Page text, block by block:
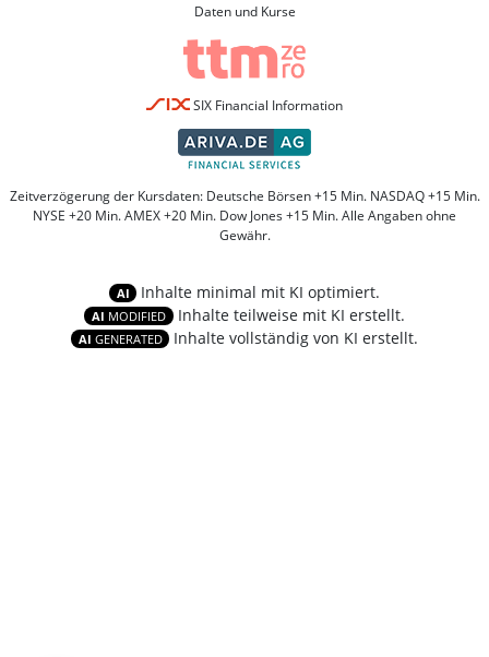
Daten und Kurse
SIX Financial Information
Zeitverzögerung der Kursdaten: Deutsche Börsen +15 Min. NASDAQ +15 Min.
NYSE +20 Min. AMEX +20 Min. Dow Jones +15 Min. Alle Angaben ohne
Gewähr.
AI Inhalte minimal mit KI optimiert.
AI MODIFIED Inhalte teilweise mit KI erstellt.
AI GENERATED Inhalte vollständig von KI erstellt.